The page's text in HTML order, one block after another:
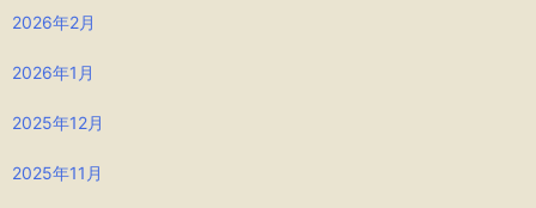
2026年2月
2026年1月
2025年12月
2025年11月